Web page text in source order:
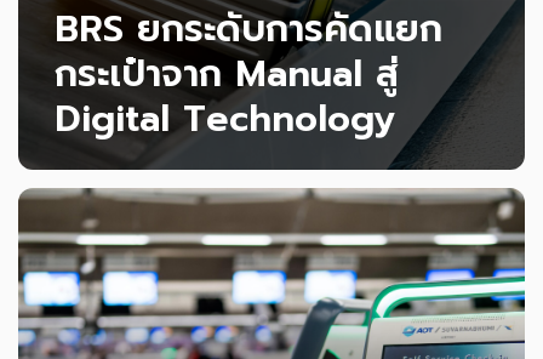
BRS ยกระดับการคัดแยก
กระเป๋าจาก Manual สู่
Digital Technology
ระบบติดตามและตรวจสอบสัมภาระผู้โดยสาร
(Baggage Reconciliation System - BRS) ที่
เชื่อมโยงข้อมูลสัมภาระเข้ากับข้อมูลเที่ยวบินของผู้
โดยสารแบบ Real-time เพื่อให้มั่นใจว่า "กระเป๋าเดิน
ทางทุกใบจะขึ้นเครื่องไปพร้อมกับเจ้าของอย่างถูก
ต้องและปลอดภัย"
อ่านเพิ่มเติม